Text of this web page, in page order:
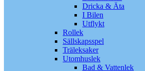
Dricka & Äta
I Bilen
Utflykt
Rollek
Sällskapsspel
Träleksaker
Utomhuslek
Bad & Vattenlek